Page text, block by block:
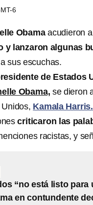
6
Obamaacudieron
y lanzaron algunas
sus escuchas.
de Estados
Obama, se dieron
Kamala Harris.
criticaron las
racistas, y
“no está listo para
en contundente